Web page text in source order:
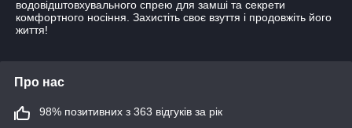
водовідштовхувального спрею для замші та секрети
комфортного носіння. Захистіть своє взуття і продовжіть його
життя!
Про нас
98% позитивних з 363 відгуків за рік